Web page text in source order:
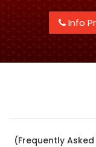
Info
(Frequently